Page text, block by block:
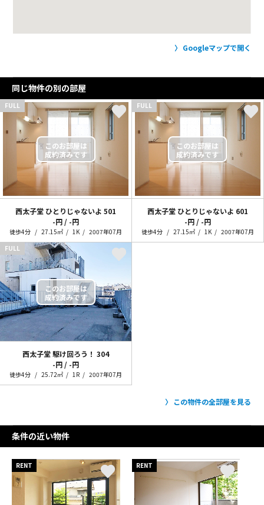
Googleマップで開く
同じ物件の別の部屋
FULL
西太子堂 ひとりじゃないよ 501
-円 / -円
徒歩4分 27.15㎡ 1K 2007年07月
FULL
西太子堂 ひとりじゃないよ 601
-円 / -円
徒歩4分 27.15㎡ 1K
2007年07月
FULL
西太子堂 駆け回ろう！ 304
-円 / -円
徒歩4分 25.72㎡ 1R 2007年07月
この物件の全部屋を見る
条件の近い物件
RENT RENT